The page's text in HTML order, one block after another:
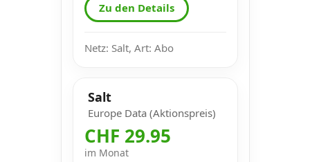
Zu den Details
Netz: Salt, Art: Abo
Salt
Europe Data (Aktionspreis)
CHF 29.95
im Monat